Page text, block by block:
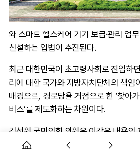
와 스마트 헬스케어 기기 보급·관리 업
신설하는 입법이 추진된다.
최근 대한민국이 초고령사회로 진입하
리에 대한 국가와 지방자치단체의 책임
배경으로, 경로당을 거점으로 한 ‘찾아
비스’를 제도화하는 차원이다.
김성원 국민의힘 의원은 이같은 내용의
안을 대표발의했다고 19일 밝혔다.